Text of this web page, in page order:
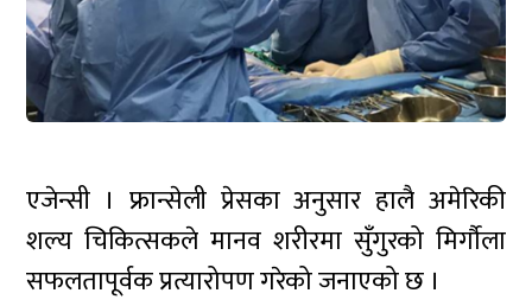
एजेन्सी । फ्रान्सेली प्रेसका अनुसार हालै अमेरिकी
शल्य चिकित्सकले मानव शरीरमा सुँगुरको मिर्गौला
सफलतापूर्वक प्रत्यारोपण गरेको जनाएको छ ।